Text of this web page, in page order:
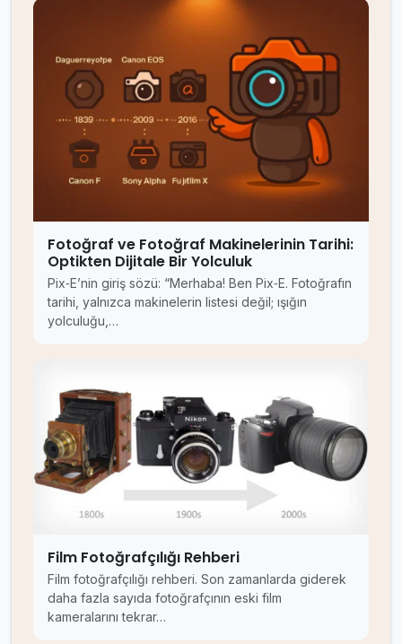
Fotoğraf ve Fotoğraf Makinelerinin Tarihi:
Optikten Dijitale Bir Yolculuk
Pix‑E’nin giriş sözü: “Merhaba! Ben Pix‑E. Fotoğrafın
tarihi, yalnızca makinelerin listesi değil; ışığın
yolculuğu,…
Film Fotoğrafçılığı Rehberi
Film fotoğrafçılığı rehberi. Son zamanlarda giderek
daha fazla sayıda fotoğrafçının eski film
kameralarını tekrar…